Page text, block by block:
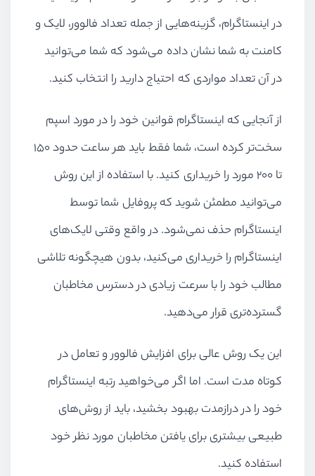
در اینستاگرام، گزینه‌هایی از جمله تعداد فالوور، لایک و
کامنت به شما نشان داده می‌شود که شما می‌توانید
در آن تعداد مواردی که احتیاج دارید را انتخاب کنید.
از آنجایی که اینستاگرام قوانین خود را در مورد اسپم
سخت‌تر کرده است، شما فقط باید هر ساعت حدود ۱۵۰
تا ۲۰۰ مورد را خریداری کنید. با استفاده از این روش
می‌توانید مطمئن شوید که پروفایل شما توسط
اینستاگرام حذف نمی‌شود. در واقع وقتی لایک‌های
اینستاگرام را خریداری می‌کنید، بدون هیچگونه تلاشی
مطالب خود را با سرعت زیادی در دسترس مخاطبان
گسترده‌تری قرار می‌دهید.
این یک روش عالی برای افزایش فالوور و تعامل در
کوتاه مدت است. اما اگر می‌خواهید رتبه اینستاگرام
خود را در درازمدت بهبود بخشید، باید از روش‌های
طبیعی بیشتری برای یافتن مخاطبان مورد نظر خود
استفاده کنید.